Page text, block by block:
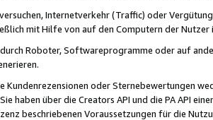
Internetverkehr (Traffic) oder
mit Hilfe von auf den Computern der
Roboter, Softwareprogramme oder auf
Kundenrezensionen oder Sternebewertungen
haben über die Creators API und die PA API
beschriebenen Voraussetzungen für die